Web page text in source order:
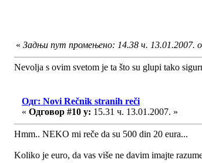
« Задњи пут промењено: 14.38 ч. 13.01.2007.
Nevolja s ovim svetom je ta što su glupi tako
Одг: Novi Rečnik stranih reči
« Одговор #10 у: 15.31 ч. 13.01.2007. »
Hmm.. NEKO mi reče da su 500 din 20 eura...
Koliko je euro, da vas više ne davim imajte